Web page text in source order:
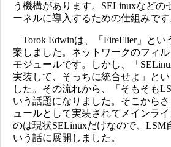
う機構があります。SELinuxなどの
ーネルに導入するための仕組みです
Torok Edwinは、「FireFlier」とい
案しました。ネットワークのフィ
モジュールです。しかし、「
実装して、そっちに統合せよ」と
した。その流れから、「そもそも
いう話題になりました。そこから
ュールとして実装されてメインラ
のは現状SELinuxだけなので、LSM
いう話に展開しました。